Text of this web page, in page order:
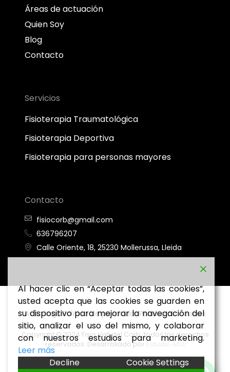
Áreas de actuación
Quien Soy
Blog
Contacto
Servicios
Fisioterapia Traumatológica
Fisioterapia Deportiva
Fisioterapia para personas mayores
Contacto
fisiocorb@gmail.com
636796207
Calle Oriente, 18, 25230 Mollerussa, Lleida
Aviso legalPolítica de privacidadPolítica de cookies
Copyright © 2024 Fisio Vall del Corb, todos los derechos
reservados. Desarrollado por Estudio Alfa
Al hacer clic en “Aceptar todas las cookies”,
usted acepta que las cookies se guarden en
su dispositivo para mejorar la navegación del
sitio, analizar el uso del mismo, y colaborar
con nuestros estudios para marketing.
Leer más
Decline
Cookie Settings